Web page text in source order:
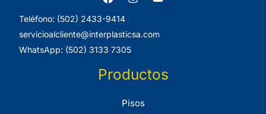
Teléfono: (502) 2433-9414
servicioalcliente@interplasticsa.com
WhatsApp: (502) 3133 7305
Productos
Pisos